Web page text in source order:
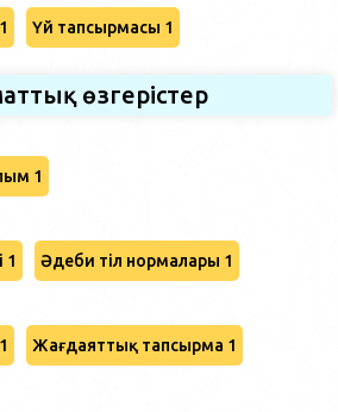
Үй тапсырмасы 1
өзгерістер
1
1 Әдеби тіл нормалары 1
Жағдаяттық тапсырма 1